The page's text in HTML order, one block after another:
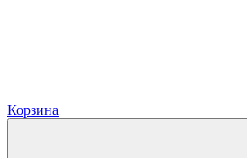
Корзина